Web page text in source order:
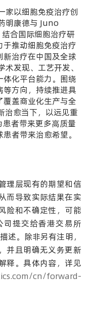
家以细胞免疫治疗创
明康德与 Juno
合国际细胞治疗研
推动细胞免疫治疗
治疗在中国及全球
发现、工艺开发、
化平台能力。围绕
方向，持续推进具
盖商业化生产与全
治愈当下，以远见重
者带来更多高质量
者带来治愈希望。
理层现有的期望和信
而导致实际结果在实
险和不确定性，可能
提交给香港交易所
述。除非另有注明，
并且明确无义务更新
释。具体内容，详见
cn/forward-